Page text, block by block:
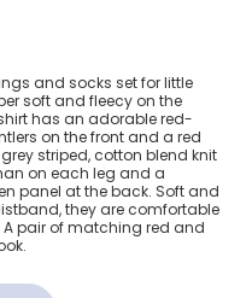
комплект с
and socks set for little
soft and fleecy on the
has an adorable red-
on the front and a red
striped, cotton blend knit
on each leg and a
panel at the back. Soft and
they are comfortable
pair of matching red and